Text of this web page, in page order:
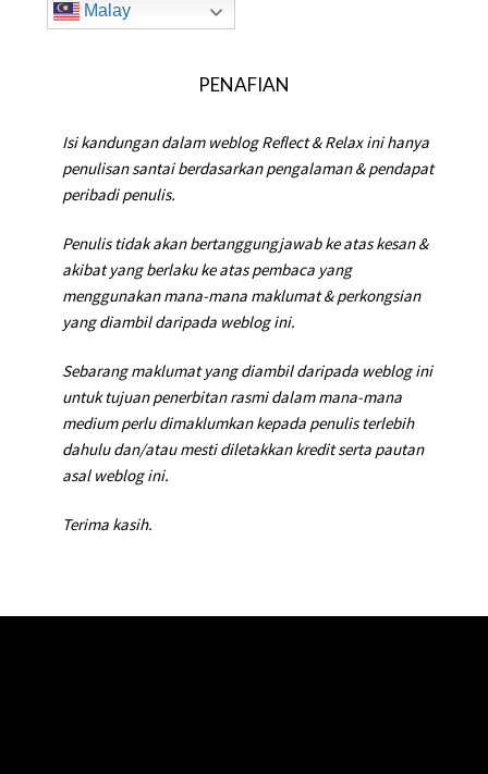
Malay
PENAFIAN
Isi kandungan dalam weblog Reflect & Relax ini hanya
penulisan santai berdasarkan pengalaman & pendapat
peribadi penulis.
Penulis tidak akan bertanggungjawab ke atas kesan &
akibat yang berlaku ke atas pembaca yang
menggunakan mana-mana maklumat & perkongsian
yang diambil daripada weblog ini.
Sebarang maklumat yang diambil daripada weblog ini
untuk tujuan penerbitan rasmi dalam mana-mana
medium perlu dimaklumkan kepada penulis terlebih
dahulu dan/atau mesti diletakkan kredit serta pautan
asal weblog ini.
Terima kasih.